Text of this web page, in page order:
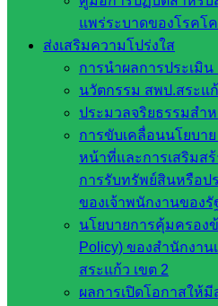
แพร่ระบาดของโรคโ
ส่งเสริมความโปร่งใส
การนำผลการประเมิ
นวัตกรรม สพป.สระแก้
ประมวลจริยธรรมสำ
การขับเคลื่อนนโยบา
หน้าที่และการเสริมส
การรับทรัพย์สินหรือป
ของเจ้าพนักงานของรั
นโยบายการคุ้มครอง
Policy) ของสำนักงา
สระแก้ว เขต 2
ผลการเปิดโอกาสให้
กระทรวง
ศึกษาธิการ
กระทรวง
การ
อุดมศึกษา
สำนักงาน
เลขาธิการ
สภาการ
สำนักงาน
กรรมการ
การ